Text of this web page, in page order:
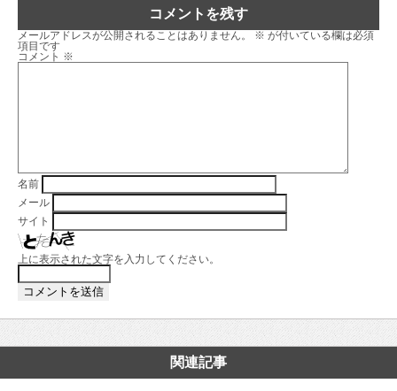
コメントを残す
メールアドレスが公開されることはありません。 ※ が付いている欄は必須
項目です
コメント ※
名前
メール
サイト
上に表示された文字を入力してください。
関連記事